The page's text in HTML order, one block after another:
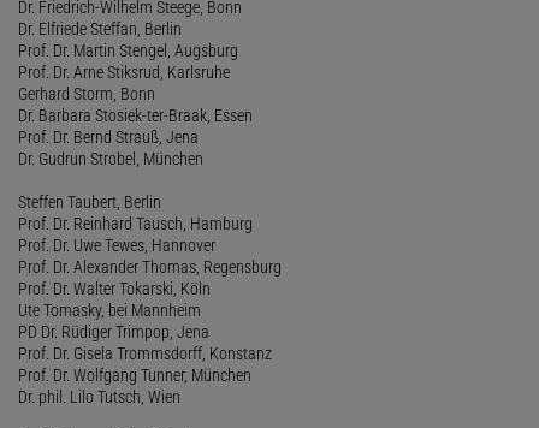
Dr. Friedrich-Wilhelm Steege, Bonn
Dr. Elfriede Steffan, Berlin
Prof. Dr. Martin Stengel, Augsburg
Prof. Dr. Arne Stiksrud, Karlsruhe
Gerhard Storm, Bonn
Dr. Barbara Stosiek-ter-Braak, Essen
Prof. Dr. Bernd Strauß, Jena
Dr. Gudrun Strobel, München
Steffen Taubert, Berlin
Prof. Dr. Reinhard Tausch, Hamburg
Prof. Dr. Uwe Tewes, Hannover
Prof. Dr. Alexander Thomas, Regensburg
Prof. Dr. Walter Tokarski, Köln
Ute Tomasky, bei Mannheim
PD Dr. Rüdiger Trimpop, Jena
Prof. Dr. Gisela Trommsdorff, Konstanz
Prof. Dr. Wolfgang Tunner, München
Dr. phil. Lilo Tutsch, Wien